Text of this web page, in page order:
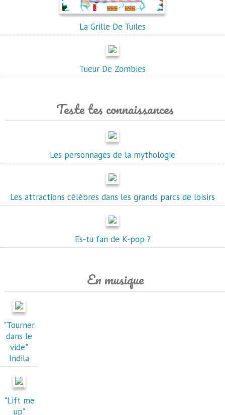
La Grille De Tuiles
Tueur De Zombies
Teste tes connaissances
Les personnages de la mythologie
Les attractions célèbres dans les grands parcs de loisirs
Es-tu fan de K-pop ?
En musique
"Tourner
dans le
vide"
Indila
"Lift me
up"